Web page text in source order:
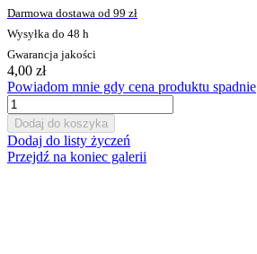
Darmowa dostawa od 99 zł
Wysyłka do 48 h
Gwarancja jakości
4,00 zł
Powiadom mnie gdy cena produktu spadnie
Dodaj do koszyka
Dodaj do listy życzeń
Przejdź na koniec galerii